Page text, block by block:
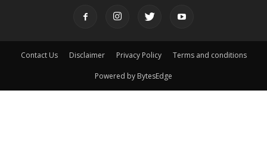
Contact Us Disclaimer Privacy Policy Terms and conditions
Powered by BytesEdge